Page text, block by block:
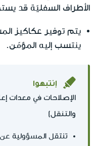
الأطراف السفليّة قد
يتم توفير عكاكيز
ينتسب إليه المؤمّن.
إنتبهوا
الإصلاحات في معدات
والتنقل)
تنتقل المسؤولية عن